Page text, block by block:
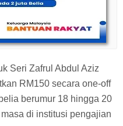
Seri Zafrul Abdul Aziz
RM150 secara one-off
berumur 18 hingga 20
di institusi pengajian